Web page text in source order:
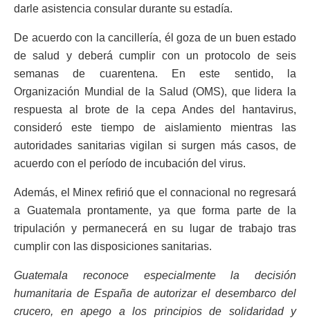
darle asistencia consular durante su estadía.
De acuerdo con la cancillería, él goza de un buen estado
de salud y deberá cumplir con un protocolo de seis
semanas de cuarentena. En este sentido, la
Organización Mundial de la Salud (OMS), que lidera la
respuesta al brote de la cepa Andes del hantavirus,
consideró este tiempo de aislamiento mientras las
autoridades sanitarias vigilan si surgen más casos, de
acuerdo con el período de incubación del virus.
Además, el Minex refirió que el connacional no regresará
a Guatemala prontamente, ya que forma parte de la
tripulación y permanecerá en su lugar de trabajo tras
cumplir con las disposiciones sanitarias.
Guatemala reconoce especialmente la decisión
humanitaria de España de autorizar el desembarco del
crucero, en apego a los principios de solidaridad y